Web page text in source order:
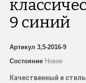
9 синий
Артикул 3,5-2016-9
Состояние Новое
Качественный и